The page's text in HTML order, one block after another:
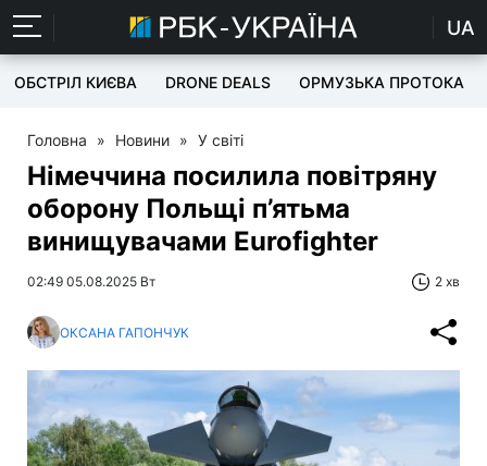
UA
ОБСТРІЛ КИЄВА DRONE DEALS ОРМУЗЬКА ПРОТОКА
Головна » Новини » У світі
Німеччина посилила повітряну
оборону Польщі п’ятьма
винищувачами Eurofighter
02:49 05.08.2025 Вт 2 хв
ОКСАНА ГАПОНЧУК